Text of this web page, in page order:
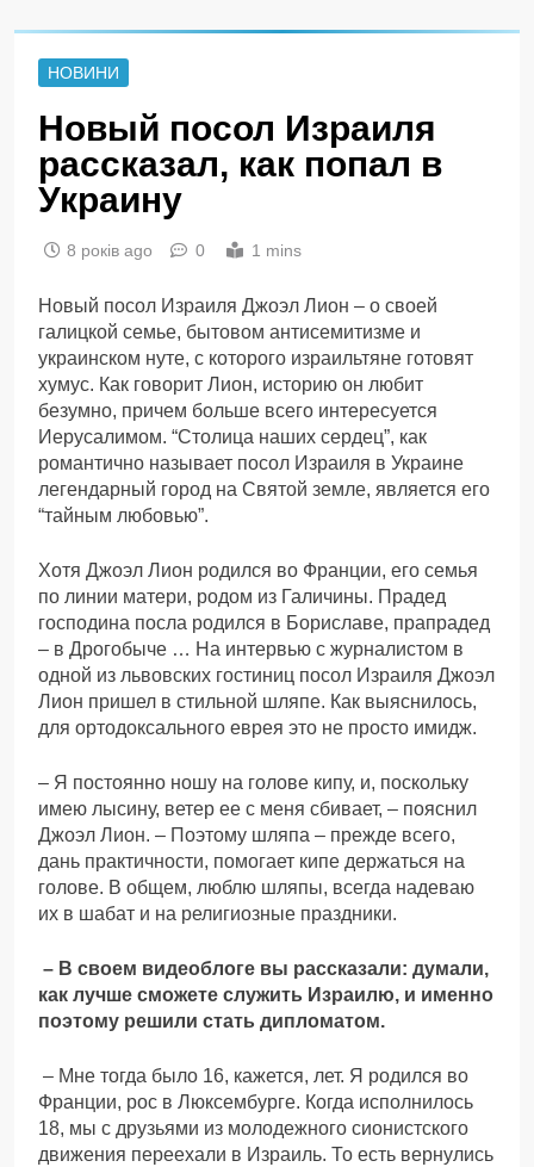
НОВИНИ
Новый посол Израиля
рассказал, как попал в
Украину
8 років ago 0 1 mins
Новый посол Израиля Джоэл Лион – о своей
галицкой семье, бытовом антисемитизме и
украинском нуте, с которого израильтяне готовят
хумус. Как говорит Лион, историю он любит
безумно, причем больше всего интересуется
Иерусалимом. “Столица наших сердец”, как
романтично называет посол Израиля в Украине
легендарный город на Святой земле, является его
“тайным любовью”.
Хотя Джоэл Лион родился во Франции, его семья
по линии матери, родом из Галичины. Прадед
господина посла родился в Бориславе, прапрадед
– в Дрогобыче … На интервью с журналистом в
одной из львовских гостиниц посол Израиля Джоэл
Лион пришел в cтильной шляпе. Как выяснилось,
для ортодоксального еврея это не просто имидж.
– Я постоянно ношу на голове кипу, и, поскольку
имею лысину, ветер ее с меня сбивает, – пояснил
Джоэл Лион. – Поэтому шляпа – прежде всего,
дань практичности, помогает кипе держаться на
голове. В общем, люблю шляпы, всегда надеваю
их в шабат и на религиозные праздники.
– В своем видеоблоге вы рассказали: думали,
как лучше сможете служить Израилю, и именно
поэтому решили стать дипломатом.
– Мне тогда было 16, кажется, лет. Я родился во
Франции, рос в Люксембурге. Когда исполнилось
18, мы с друзьями из молодежного сионистского
движения переехали в Израиль. То есть вернулись